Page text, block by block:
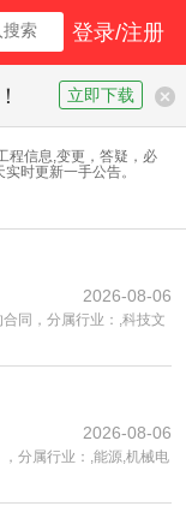
登录/注册
立即下载
程信息,变更，答疑，必
时更新一手公告。
2026-08-06
同，分属行业：,科技文
2026-08-06
分属行业：,能源,机械电